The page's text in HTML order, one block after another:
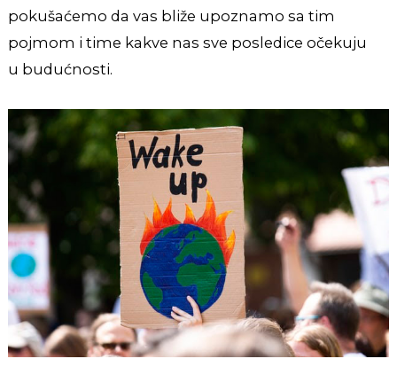
pokušaćemo da vas bliže upoznamo sa tim
pojmom i time kakve nas sve posledice očekuju
u budućnosti.